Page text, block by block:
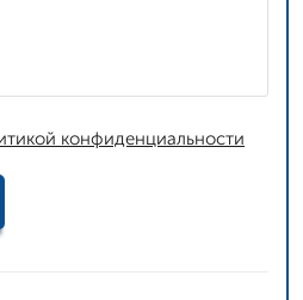
конфиденциальности